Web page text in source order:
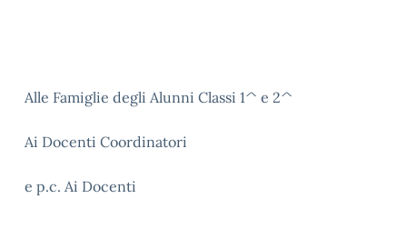
Alle Famiglie degli Alunni Classi 1^ e 2^
Ai Docenti Coordinatori
e p.c. Ai Docenti